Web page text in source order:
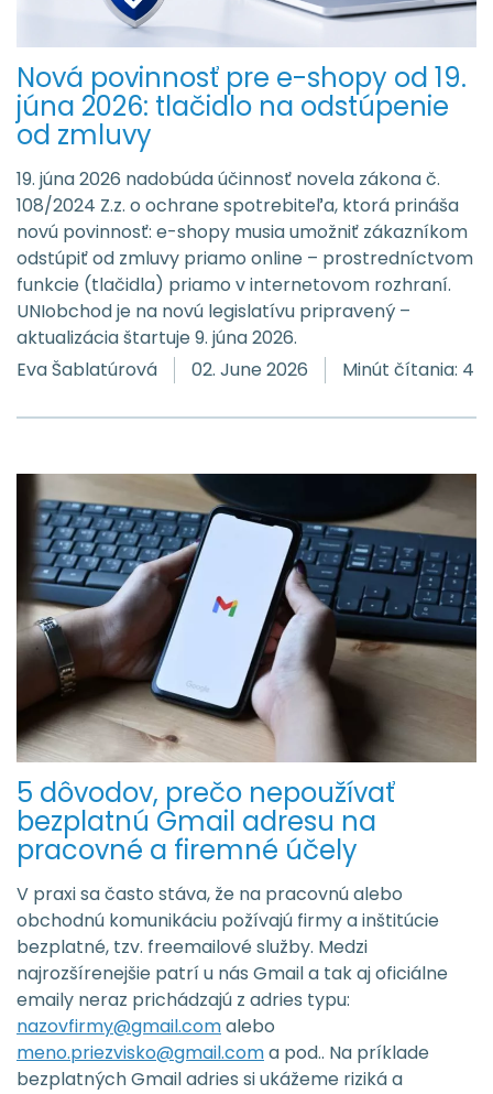
Nová povinnosť pre e-shopy od 19.
júna 2026: tlačidlo na odstúpenie
od zmluvy
19. júna 2026 nadobúda účinnosť novela zákona č.
108/2024 Z.z. o ochrane spotrebiteľa, ktorá prináša
novú povinnosť: e-shopy musia umožniť zákazníkom
odstúpiť od zmluvy priamo online – prostredníctvom
funkcie (tlačidla) priamo v internetovom rozhraní.
UNIobchod je na novú legislatívu pripravený –
aktualizácia štartuje 9. júna 2026.
Eva Šablatúrová
02. June 2026 Minút čítania: 4
5 dôvodov, prečo nepoužívať
bezplatnú Gmail adresu na
pracovné a firemné účely
V praxi sa často stáva, že na pracovnú alebo
obchodnú komunikáciu požívajú firmy a inštitúcie
bezplatné, tzv. freemailové služby. Medzi
najrozšírenejšie patrí u nás Gmail a tak aj oficiálne
emaily neraz prichádzajú z adries typu:
nazovfirmy@gmail.comalebo
meno.priezvisko@gmail.coma pod.. Na príklade
bezplatných Gmail adries si ukážeme riziká a